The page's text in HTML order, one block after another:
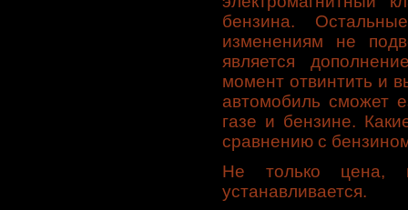
бензина.
изменениям не
является
момент отвинтить и
автомобиль сможет
газе и бензине.
сравнению с
Не только цена,
устанавливается.